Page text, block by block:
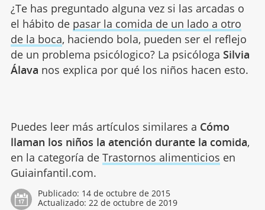
¿Te has preguntado alguna vez si las arcadas o
el hábito de pasar la comida de un lado a otro
de la boca, haciendo bola, pueden ser el reflejo
de un problema psicólogico? La psicóloga Silvia
Álava nos explica por qué los niños hacen esto.
Puedes leer más artículos similares a Cómo
llaman los niños la atención durante la comida,
en la categoría de Trastornos alimenticios en
Guiainfantil.com.
Publicado: 14 de octubre de 2015
Actualizado: 22 de octubre de 2019